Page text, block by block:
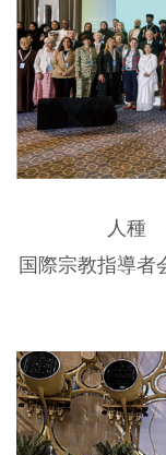
人種
国際宗教指導